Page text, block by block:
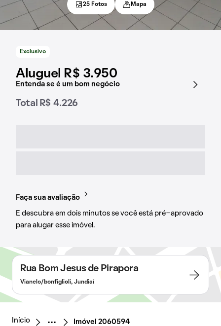
Exclusivo
Aluguel R$ 3.950
Entenda se é um bom negócio
Total R$ 4.226
Faça sua avaliação
E descubra em dois minutos se você está pré-aprovado
para alugar esse imóvel.
25 Fotos Mapa
Rua Bom Jesus de Pirapora
Vianelo/bonfiglioli, Jundiaí
Início Imóvel 2060594